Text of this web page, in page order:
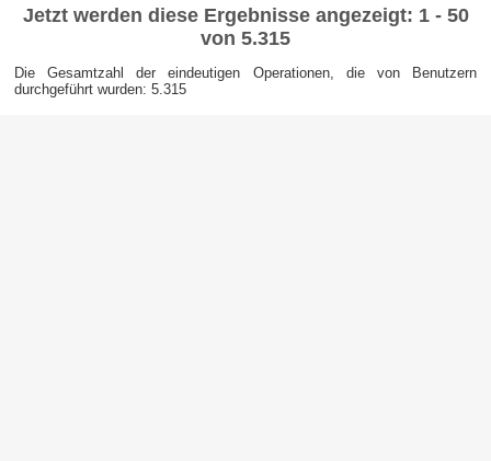
Jetzt werden diese Ergebnisse angezeigt: 1 - 50
von 5.315
Die Gesamtzahl der eindeutigen Operationen, die von Benutzern
durchgeführt wurden: 5.315